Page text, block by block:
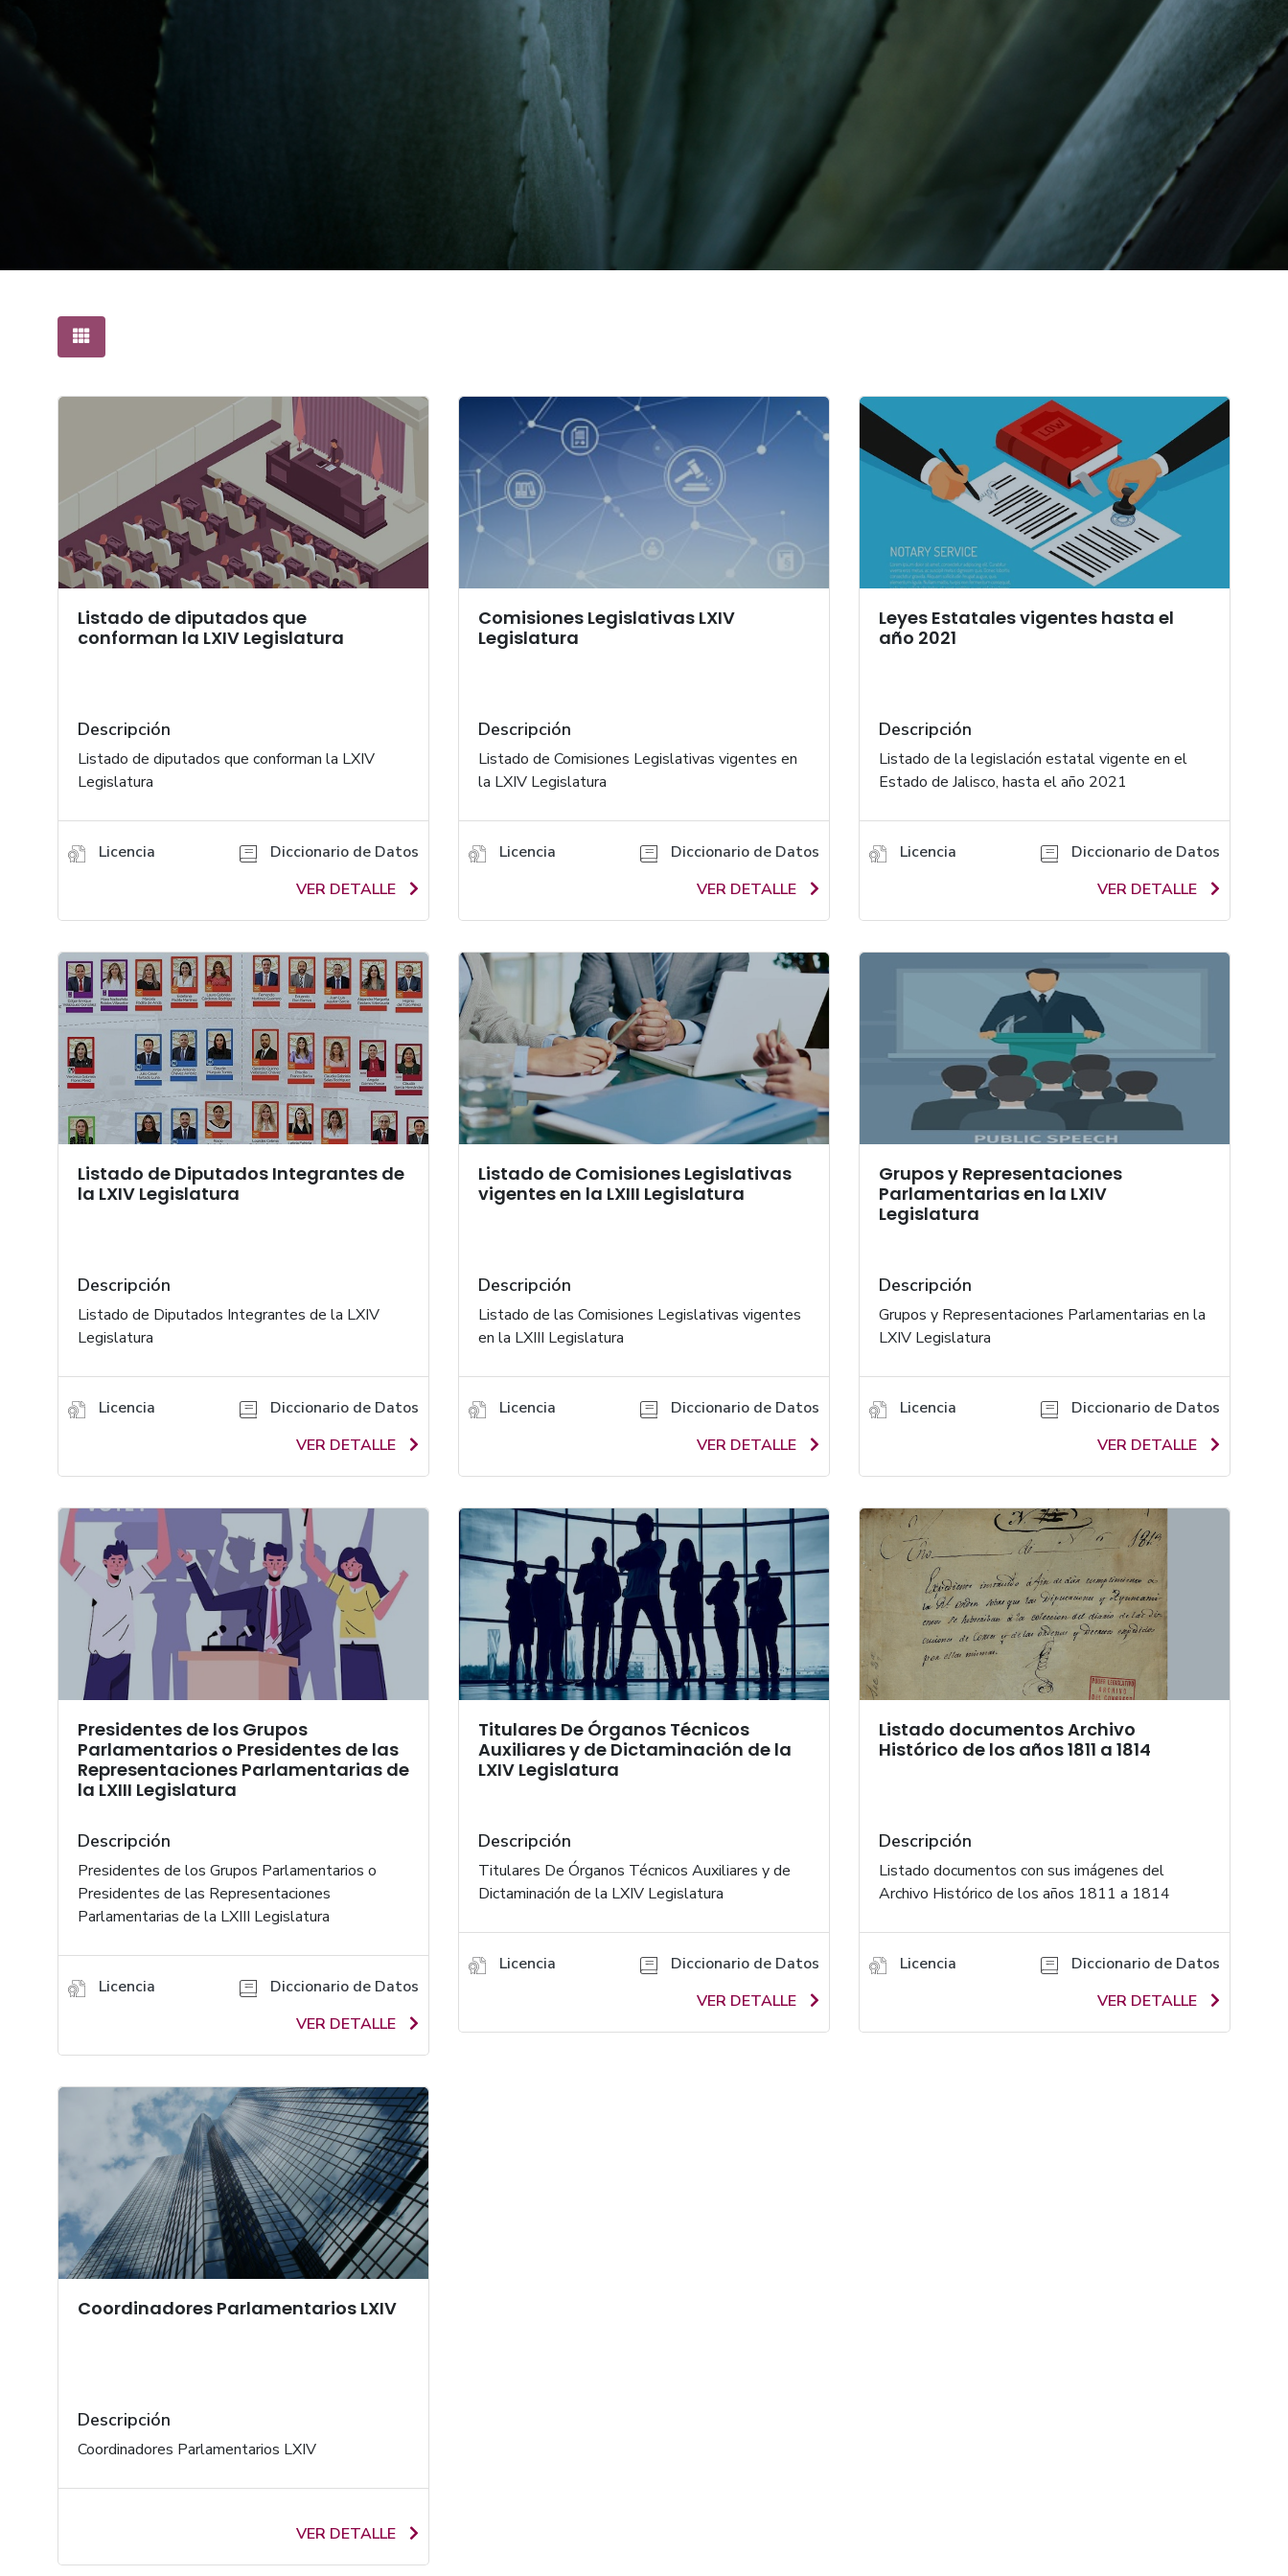
Listado de diputados que
conforman la LXIV Legislatura
Descripción
Listado de diputados que conforman la LXIV
Legislatura
Licencia
Diccionario de Datos
VER DETALLE
Comisiones Legislativas LXIV
Legislatura
Descripción
Listado de Comisiones Legislativas vigentes en
la LXIV Legislatura
Licencia
Diccionario de Datos
VER DETALLE
Leyes Estatales vigentes hasta el
año 2021
Descripción
Listado de la legislación estatal vigente en el
Estado de Jalisco, hasta el año 2021
Licencia
Diccionario de Datos
VER DETALLE
Listado de Diputados Integrantes de
la LXIV Legislatura
Descripción
Listado de Diputados Integrantes de la LXIV
Legislatura
Licencia
Diccionario de Datos
VER DETALLE
Listado de Comisiones Legislativas
vigentes en la LXIII Legislatura
Descripción
Listado de las Comisiones Legislativas vigentes
en la LXIII Legislatura
Licencia
Diccionario de Datos
VER DETALLE
Grupos y Representaciones
Parlamentarias en la LXIV
Legislatura
Descripción
Grupos y Representaciones Parlamentarias en la
LXIV Legislatura
Licencia
Diccionario de Datos
VER DETALLE
Presidentes de los Grupos
Parlamentarios o Presidentes de las
Representaciones Parlamentarias de
la LXIII Legislatura
Descripción
Presidentes de los Grupos Parlamentarios o
Presidentes de las Representaciones
Parlamentarias de la LXIII Legislatura
Licencia
Diccionario de Datos
VER DETALLE
Titulares De Órganos Técnicos
Auxiliares y de Dictaminación de la
LXIV Legislatura
Descripción
Titulares De Órganos Técnicos Auxiliares y de
Dictaminación de la LXIV Legislatura
Licencia
Diccionario de Datos
VER DETALLE
Listado documentos Archivo
Histórico de los años 1811 a 1814
Descripción
Listado documentos con sus imágenes del
Archivo Histórico de los años 1811 a 1814
Licencia
Diccionario de Datos
VER DETALLE
Coordinadores Parlamentarios LXIV
Descripción
Coordinadores Parlamentarios LXIV
VER DETALLE